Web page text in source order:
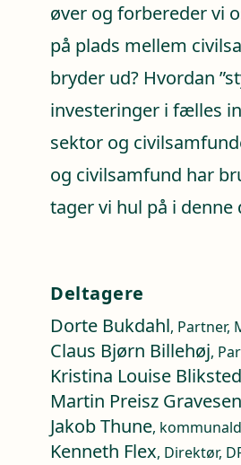
øver og forbereder vi
på plads mellem
bryder ud? Hvordan
investeringer i fælles
sektor og
og civilsamfund har
tager vi hul på i denne
Deltagere
Dorte Bukdahl, Partner,
Claus Bjørn Billehøj,
Kristina Louise Bliksted
Martin Preisz Gravesen
Jakob Thune,
Kenneth Flex, Direktør,